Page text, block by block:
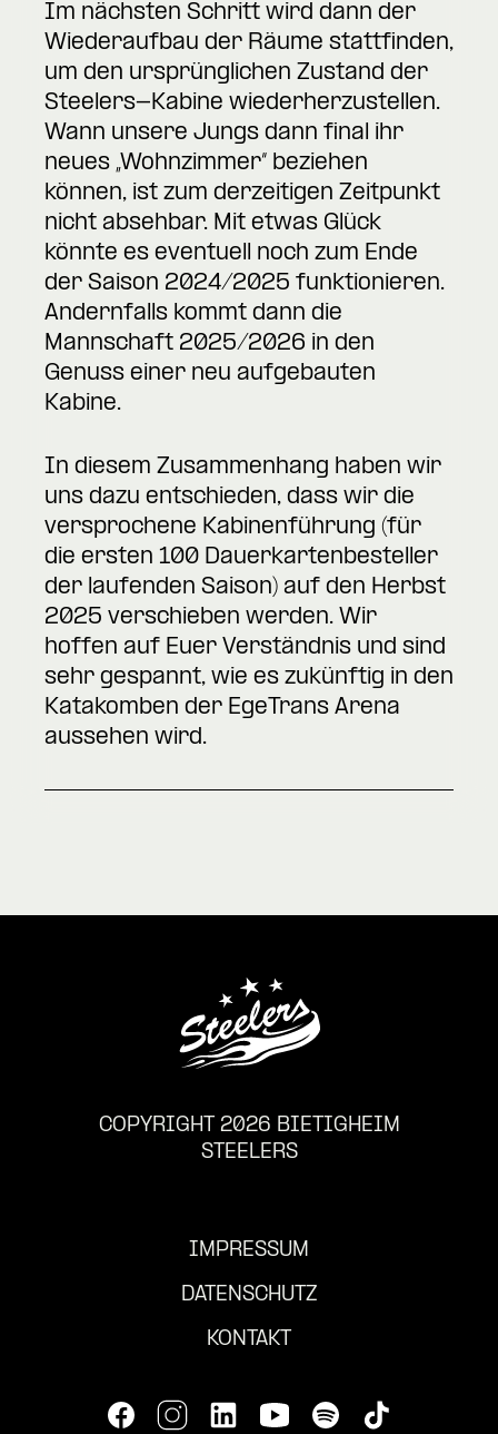
Im nächsten Schritt wird dann der
Wiederaufbau der Räume stattfinden,
um den ursprünglichen Zustand der
Steelers-Kabine wiederherzustellen.
Wann unsere Jungs dann final ihr
neues „Wohnzimmer“ beziehen
können, ist zum derzeitigen Zeitpunkt
nicht absehbar. Mit etwas Glück
könnte es eventuell noch zum Ende
der Saison 2024/2025 funktionieren.
Andernfalls kommt dann die
Mannschaft 2025/2026 in den
Genuss einer neu aufgebauten
Kabine.
In diesem Zusammenhang haben wir
uns dazu entschieden, dass wir die
versprochene Kabinenführung (für
die ersten 100 Dauerkartenbesteller
der laufenden Saison) auf den Herbst
2025 verschieben werden. Wir
hoffen auf Euer Verständnis und sind
sehr gespannt, wie es zukünftig in den
Katakomben der EgeTrans Arena
aussehen wird.
COPYRIGHT 2026 BIETIGHEIM
STEELERS
IMPRESSUM
DATENSCHUTZ
KONTAKT